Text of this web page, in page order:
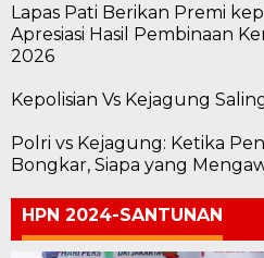
Lapas Pati Berikan Premi
Apresiasi Hasil Pembinaan
2026
Kepolisian Vs Kejagung
Polri vs Kejagung: Ketika
Bongkar, Siapa yang
HPN 2024-SANTUNAN